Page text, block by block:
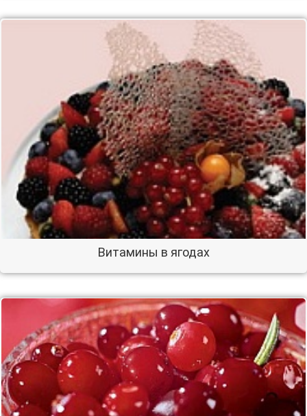
Витамины в ягодах